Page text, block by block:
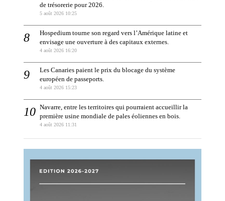
de trésorerie pour 2026.
5 août 2026 10:25
Hospedium tourne son regard vers l’Amérique latine et
envisage une ouverture à des capitaux externes.
4 août 2026 16:20
Les Canaries paient le prix du blocage du système
européen de passeports.
4 août 2026 15:23
Navarre, entre les territoires qui pourraient accueillir la
première usine mondiale de pales éoliennes en bois.
4 août 2026 11:31